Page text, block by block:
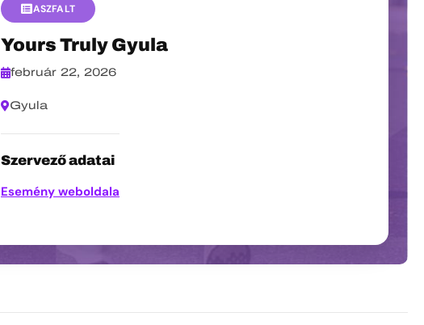
ASZFALT
Yours Truly Gyula
február 22, 2026
Gyula
Szervező adatai
Esemény weboldala